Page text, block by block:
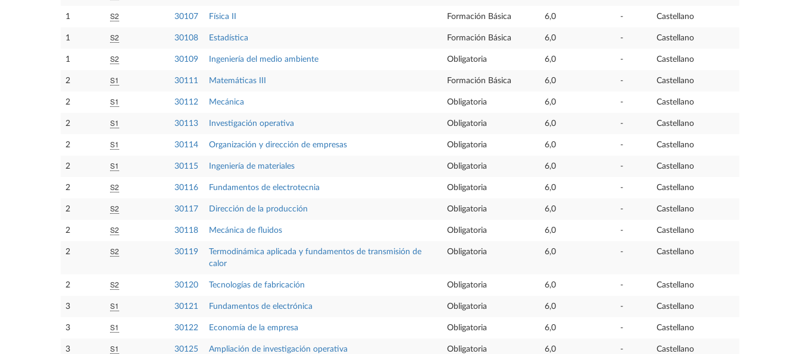
1 S2 30107 Física II Formación Básica 6,0 - Castellano
1 S2 30108 Estadística Formación Básica 6,0 - Castellano
1 S2 30109 Ingeniería del medio ambiente Obligatoria 6,0 - Castellano
2 S1 30111 Matemáticas III Formación Básica 6,0 - Castellano
2 S1 30112 Mecánica Obligatoria 6,0 - Castellano
2 S1 30113 Investigación operativa Obligatoria 6,0 - Castellano
2 S1 30114 Organización y dirección de empresas Obligatoria 6,0 - Castellano
2 S1 30115 Ingeniería de materiales Obligatoria 6,0 - Castellano
2 S2 30116 Fundamentos de electrotecnia Obligatoria 6,0 - Castellano
2 S2 30117 Dirección de la producción Obligatoria 6,0 - Castellano
2 S2 30118 Mecánica de fluidos Obligatoria 6,0 - Castellano
2 S2 30119
Termodinámica aplicada y fundamentos de transmisión de
calor
Obligatoria 6,0 - Castellano
2 S2 30120 Tecnologías de fabricación Obligatoria 6,0 - Castellano
3 S1 30121 Fundamentos de electrónica Obligatoria 6,0 - Castellano
3 S1 30122 Economía de la empresa Obligatoria 6,0 - Castellano
3 S1 30125 Ampliación de investigación operativa Obligatoria 6,0 - Castellano